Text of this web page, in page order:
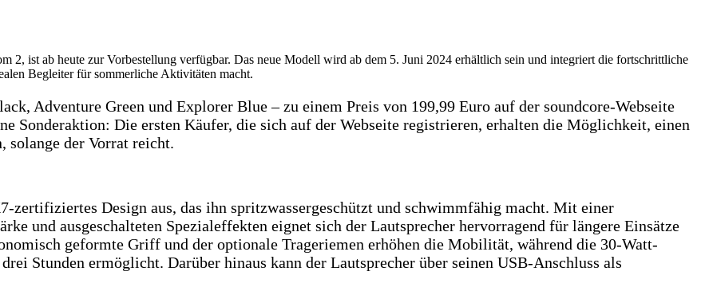
2, ist ab heute zur Vorbestellung verfügbar. Das neue Modell wird ab dem 5. Juni 2024 erhältlich sein und integriert die fortschrittliche
Begleiter für sommerliche Aktivitäten macht.
Adventure Green und Explorer Blue – zu einem Preis von 199,99 Euro auf der soundcore-Webseite
Sonderaktion: Die ersten Käufer, die sich auf der Webseite registrieren, erhalten die Möglichkeit, einen
solange der Vorrat reicht.
zertifiziertes Design aus, das ihn spritzwassergeschützt und schwimmfähig macht. Mit einer
und ausgeschalteten Spezialeffekten eignet sich der Lautsprecher hervorragend für längere Einsätze
geformte Griff und der optionale Trageriemen erhöhen die Mobilität, während die 30-Watt-
Stunden ermöglicht. Darüber hinaus kann der Lautsprecher über seinen USB-Anschluss als